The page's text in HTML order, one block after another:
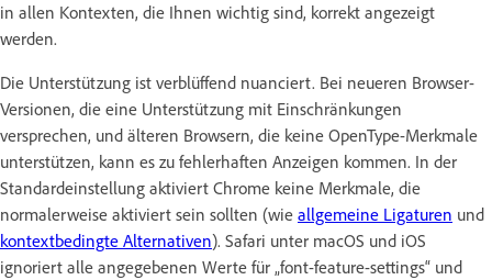
in allen Kontexten, die Ihnen wichtig sind, korrekt angezeigt
werden.
Die Unterstützung ist verblüffend nuanciert. Bei neueren Browser-
Versionen, die eine Unterstützung mit Einschränkungen
versprechen, und älteren Browsern, die keine OpenType-Merkmale
unterstützen, kann es zu fehlerhaften Anzeigen kommen. In der
Standardeinstellung aktiviert Chrome keine Merkmale, die
normalerweise aktiviert sein sollten (wie allgemeine Ligaturen und
kontextbedingte Alternativen). Safari unter macOS und iOS
ignoriert alle angegebenen Werte für „font-feature-settings“ und